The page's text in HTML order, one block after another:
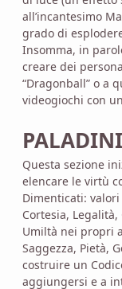
all’incantesimo
grado di
Insomma, in
creare dei
“Dragonball” o a
videogiochi con
PALADINI
Questa sezione
elencare le virtù
Dimenticati: valori
Cortesia,
Umiltà nei propri
Saggezza, Pietà,
costruire un
aggiungersi e a